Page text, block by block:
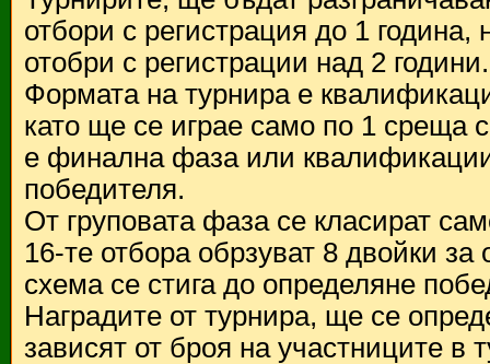
отбори с регистрация до 1
отобри с регистрации над 2 години.
Формата на турнира е
като ще се играе само по 1 среща
е финална фаза или
победителя.
От груповата фаза се класират
16-те отбора обрзуват 8 двойки
схема се стига до определяне
Наградите от турнира, ще се
зависят от броя на участниците в